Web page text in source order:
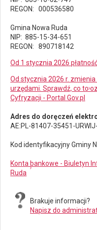
REGON: 000536580
Gmina Nowa Ruda
NIP: 885-15-34-651
REGON: 890718142
Od 1 stycznia 2026
Od stycznia 2026 r.
urzędami. Sprawdź, co to
Cyfryzacji - Portal Gov.pl
Adres do doręczeń
AE:PL-81407-35451-
Kod identyfikacyjny Gminy
Konta bankowe - Biuletyn
Ruda
Brakuje informacji?
Napisz do